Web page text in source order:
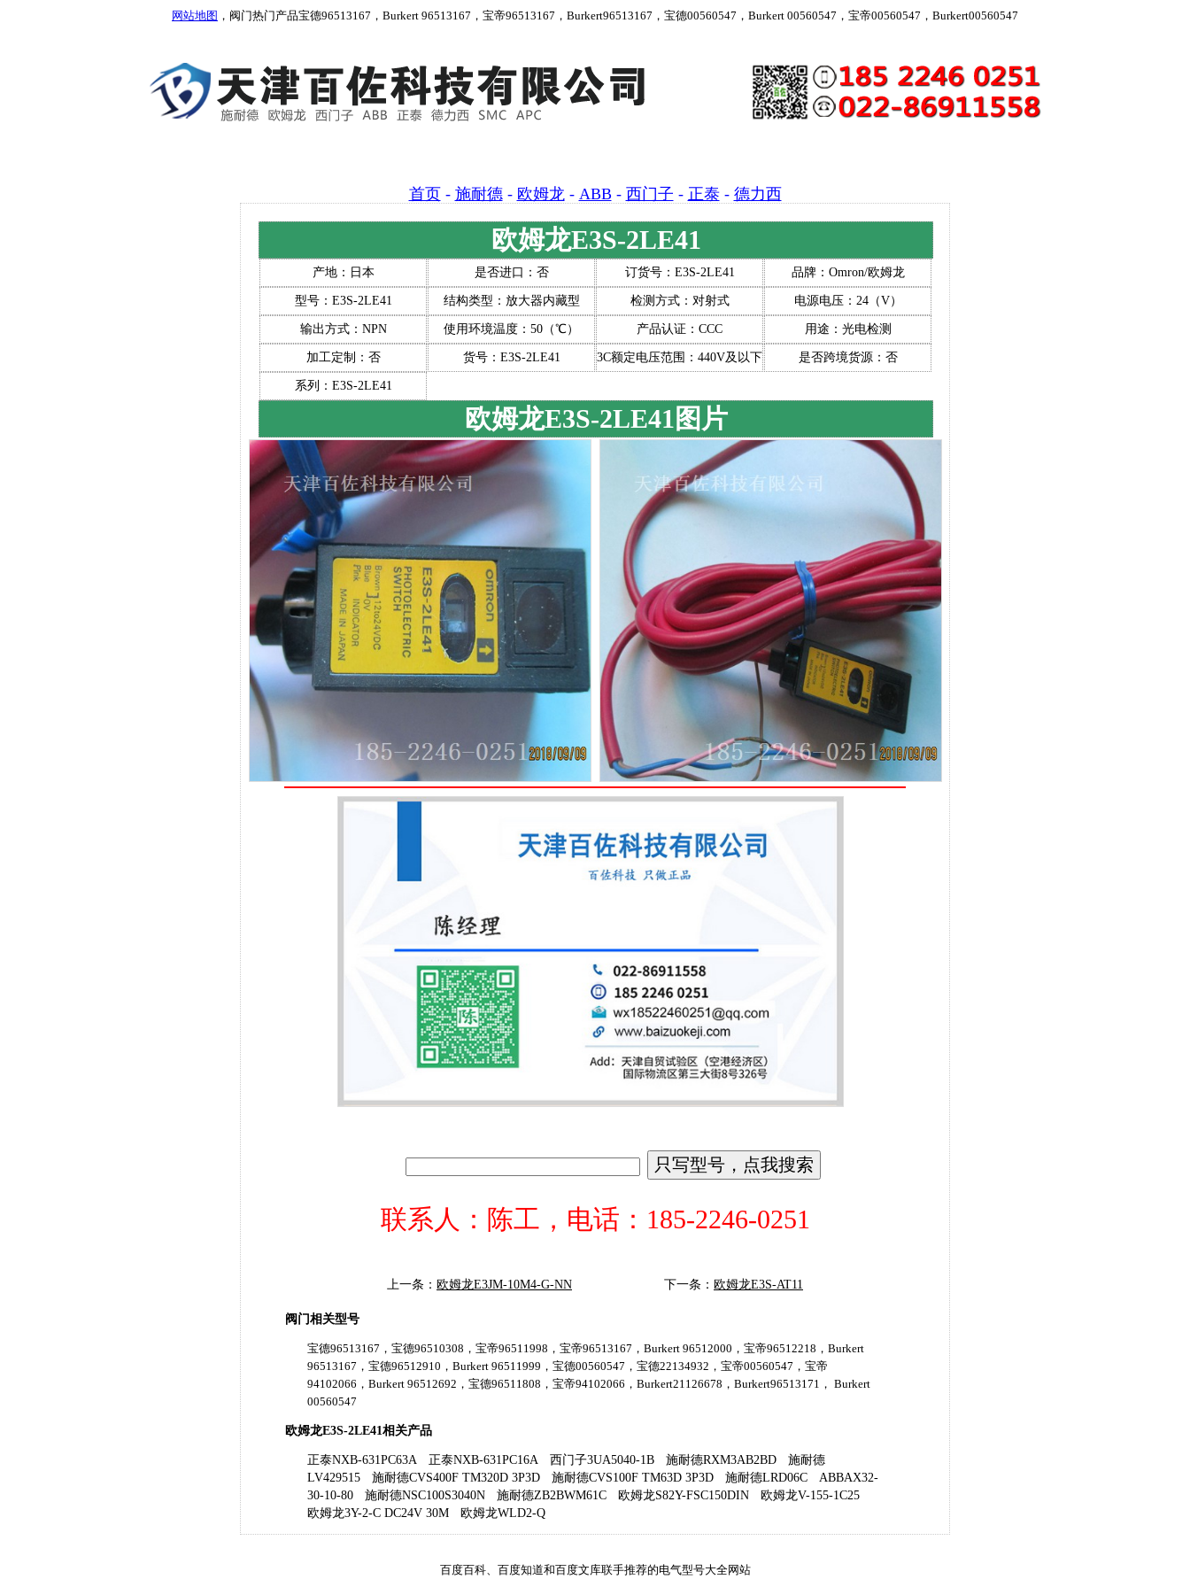
网站地图 ，阀门热门产品宝德96513167，Burkert 96513167，宝帝96513167，Burkert96513167，宝德00560547，Burkert 00560547，宝帝00560547，Burkert00560547
首页- 施耐德- 欧姆龙- ABB- 西门子 - 正泰- 德力西
欧姆龙E3S-2LE41
产地：日本 是否进口：否 订货号：E3S-2LE41 品牌：Omron/欧姆龙
型号：E3S-2LE41 结构类型：放大器内藏型 检测方式：对射式 电源电压：24（V）
输出方式：NPN 使用环境温度：50（℃） 产品认证：CCC 用途：光电检测
加工定制：否 货号：E3S-2LE41 3C额定电压范围：440V及以下 是否跨境货源：否
系列：E3S-2LE41
欧姆龙E3S-2LE41图片
联系人：陈工，电话：185-2246-0251
上一条： 欧姆龙E3JM-10M4-G-NN 下一条： 欧姆龙E3S-AT11
阀门相关型号
宝德96513167，宝德96510308，宝帝96511998，宝帝96513167，Burkert 96512000，宝帝96512218，Burkert
96513167，宝德96512910，Burkert 96511999，宝德00560547，宝德22134932，宝帝00560547，宝帝
94102066，Burkert 96512692，宝德96511808，宝帝94102066，Burkert21126678，Burkert96513171， Burkert
00560547
欧姆龙E3S-2LE41相关产品
正泰NXB-631PC63A 正泰NXB-631PC16A 西门子3UA5040-1B 施耐德RXM3AB2BD
施耐德
LV429515
施耐德CVS400F TM320D 3P3D 施耐德CVS100F TM63D 3P3D 施耐德LRD06C
ABBAX32-
30-10-80
施耐德NSC100S3040N 施耐德ZB2BWM61C 欧姆龙S82Y-FSC150DIN
欧姆龙V-155-1C25
欧姆龙3Y-2-C DC24V 30M
欧姆龙WLD2-Q
百度百科、百度知道和百度文库联手推荐的电气型号大全网站